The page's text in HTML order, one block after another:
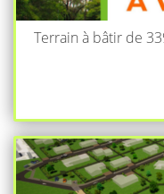
Terrain à bâtir de